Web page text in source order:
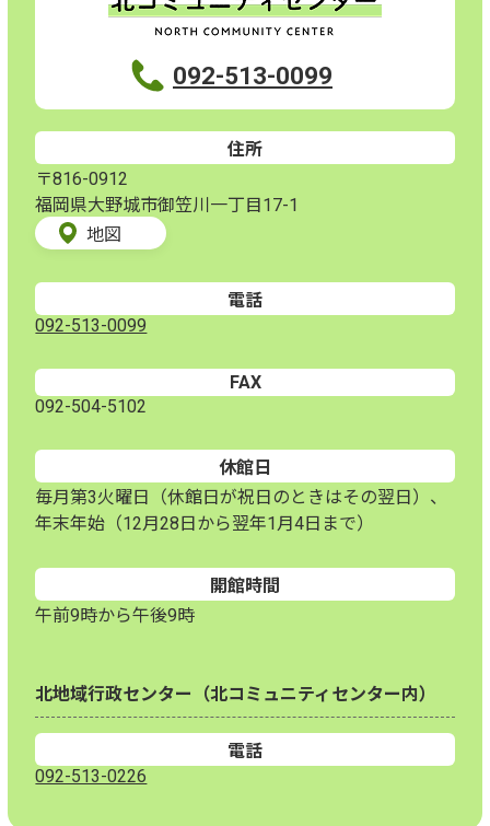
092-513-0099
住所
〒816-0912
福岡県大野城市御笠川一丁目17-1
地図
電話
092-513-0099
FAX
092-504-5102
休館日
毎月第3火曜日（休館日が祝日のときはその翌日）、
年末年始（12月28日から翌年1月4日まで）
開館時間
午前9時から午後9時
北地域行政センター（北コミュニティセンター内）
電話
092-513-0226